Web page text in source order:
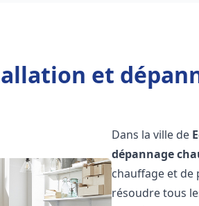
et
Dans la ville de
dépannage
chauffage et
résoudre tous